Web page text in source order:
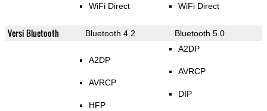
WiFi Direct WiFi Direct
Versi Bluetooth Bluetooth 4.2 Bluetooth 5.0
A2DP
AVRCP
HFP
A2DP
AVRCP
DIP